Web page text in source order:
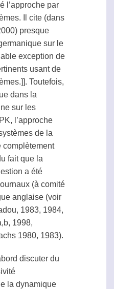
l’approche par
Il cite (dans
presque
sur le
exception de
usant de
Toutefois,
dans la
sur les
, l’approche
de la
complètement
fait que la
a été
(à comité
anglaise (voir
1983, 1984,
1998,
1980, 1983).
discuter du
la dynamique